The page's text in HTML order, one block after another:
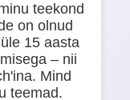
teekond
on olnud
15 aasta
– nii
Mind
teemad.